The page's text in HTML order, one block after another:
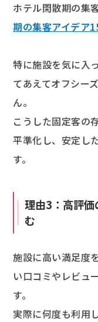
ホテル閑散期の集
期の集客アイデア
特に施設を気に入
てあえてオフシー
ん。
こうした固定客の
平準化し、安定し
す。
理由3：高評
む
施設に高い満足度
い口コミやレビュ
す。
実際に何度も利用